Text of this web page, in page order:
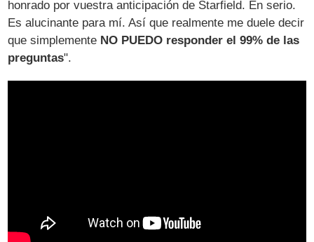
honrado por vuestra anticipación de Starfield. En serio.
Es alucinante para mí. Así que realmente me duele decir
que simplemente NO PUEDO responder el 99% de las
preguntas".